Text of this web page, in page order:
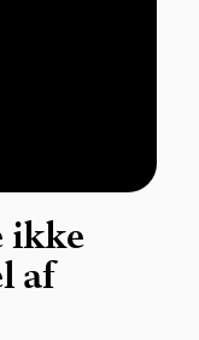
ikke
af